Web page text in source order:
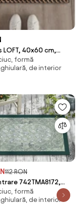
LOFT, 40x60 cm,
PVC,
formă
de interior
112 RON
742TMA8172,
forma
pasla/PVC,
formă
de interior